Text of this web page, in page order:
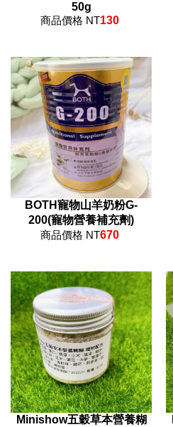
50g
商品價格 NT130
BOTH寵物山羊奶粉G-
200(寵物營養補充劑)
商品價格 NT670
Minishow五穀草本營養糊